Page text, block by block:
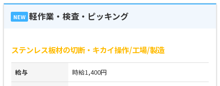
NEW 軽作業・検査・ピッキング
ステンレス板材の切断・キカイ操作/工場/製造
給与 時給1,400円